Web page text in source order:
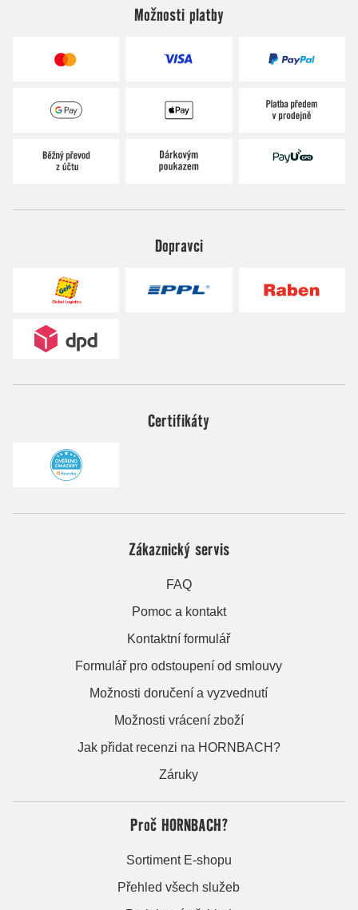
Možnosti platby
Dopravci
Certifikáty
Zákaznický servis
FAQ
Pomoc a kontakt
Kontaktní formulář
Formulář pro odstoupení od smlouvy
Možnosti doručení a vyzvednutí
Možnosti vrácení zboží
Jak přidat recenzi na HORNBACH?
Záruky
Proč HORNBACH?
Sortiment E-shopu
Přehled všech služeb